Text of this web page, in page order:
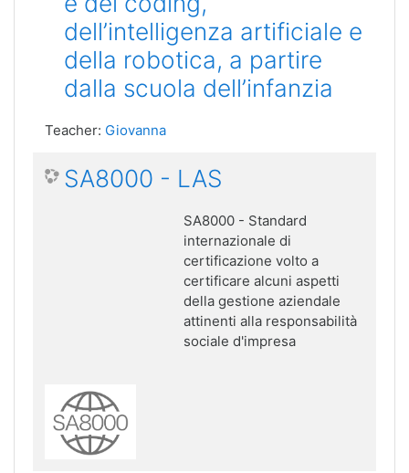
dell’intelligenza artificiale e
della robotica, a partire
dalla scuola dell’infanzia
Teacher: Giovanna
SA8000 - LAS
SA8000 - Standard
internazionale di
certificazione volto a
certificare alcuni aspetti
della gestione aziendale
attinenti alla responsabilità
sociale d'impresa